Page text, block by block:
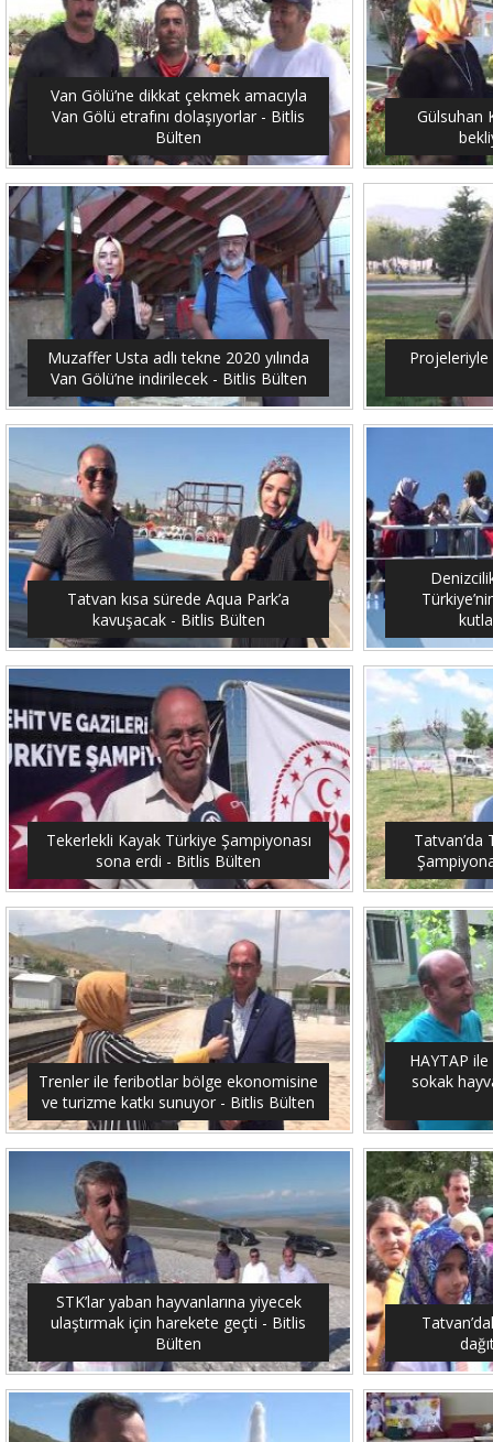
Van Gölü’ne dikkat çekmek amacıyla
Van Gölü etrafını dolaşıyorlar - Bitlis
Bülten
Gülsuhan
Muzaffer Usta adlı tekne 2020 yılında
Van Gölü’ne indirilecek - Bitlis Bülten
Projeleriyle
Tatvan kısa sürede Aqua Park’a
kavuşacak - Bitlis Bülten
Tekerlekli Kayak Türkiye Şampiyonası
sona erdi - Bitlis Bülten
Tatvan’da
Trenler ile feribotlar bölge ekonomisine
ve turizme katkı sunuyor - Bitlis Bülten
HAYTAP
sokak
STK’lar yaban hayvanlarına yiyecek
ulaştırmak için harekete geçti - Bitlis
Bülten